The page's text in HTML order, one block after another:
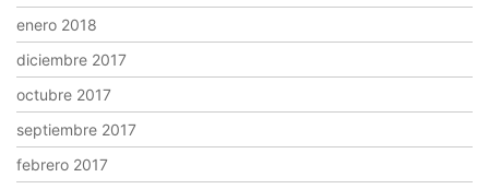
enero 2018
diciembre 2017
octubre 2017
septiembre 2017
febrero 2017